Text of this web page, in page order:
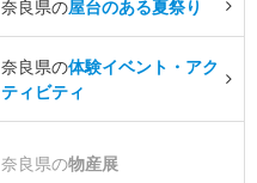
奈良県の屋台のある夏祭り
奈良県の体験イベント・アク
ティビティ
奈良県の物産展